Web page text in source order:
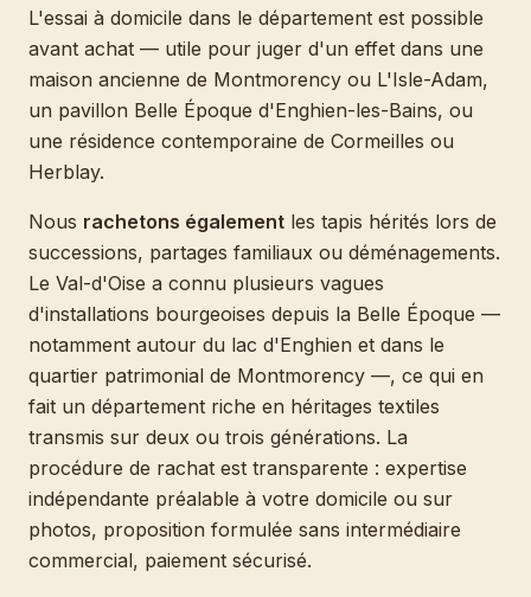
L'essai à domicile dans le département est possible
avant achat — utile pour juger d'un effet dans une
maison ancienne de Montmorency ou L'Isle-Adam,
un pavillon Belle Époque d'Enghien-les-Bains, ou
une résidence contemporaine de Cormeilles ou
Herblay.
Nous rachetons également les tapis hérités lors de
successions, partages familiaux ou déménagements.
Le Val-d'Oise a connu plusieurs vagues
d'installations bourgeoises depuis la Belle Époque —
notamment autour du lac d'Enghien et dans le
quartier patrimonial de Montmorency —, ce qui en
fait un département riche en héritages textiles
transmis sur deux ou trois générations. La
procédure de rachat est transparente : expertise
indépendante préalable à votre domicile ou sur
photos, proposition formulée sans intermédiaire
commercial, paiement sécurisé.